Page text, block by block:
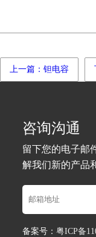
上一篇：钽电容
咨询沟通
留下您的电子邮
解我们新的产品
备案号：粤ICP备